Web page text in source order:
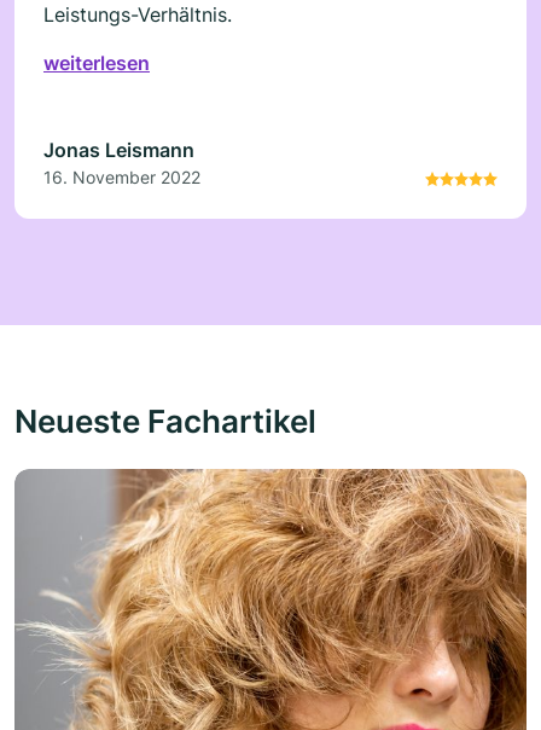
Leistungs-Verhältnis.
weiterlesen
Jonas Leismann
16. November 2022
Neueste Fachartikel